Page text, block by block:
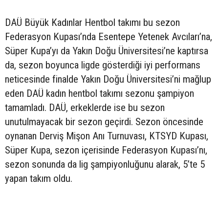
DAÜ Büyük Kadınlar Hentbol takımı bu sezon
Federasyon Kupası’nda Esentepe Yetenek Avcıları’na,
Süper Kupa’yı da Yakın Doğu Üniversitesi’ne kaptırsa
da, sezon boyunca ligde gösterdiği iyi performans
neticesinde finalde Yakın Doğu Üniversitesi’ni mağlup
eden DAÜ kadın hentbol takımı sezonu şampiyon
tamamladı. DAÜ, erkeklerde ise bu sezon
unutulmayacak bir sezon geçirdi. Sezon öncesinde
oynanan Derviş Mişon Anı Turnuvası, KTSYD Kupası,
Süper Kupa, sezon içerisinde Federasyon Kupası’nı,
sezon sonunda da lig şampiyonluğunu alarak, 5’te 5
yapan takım oldu.